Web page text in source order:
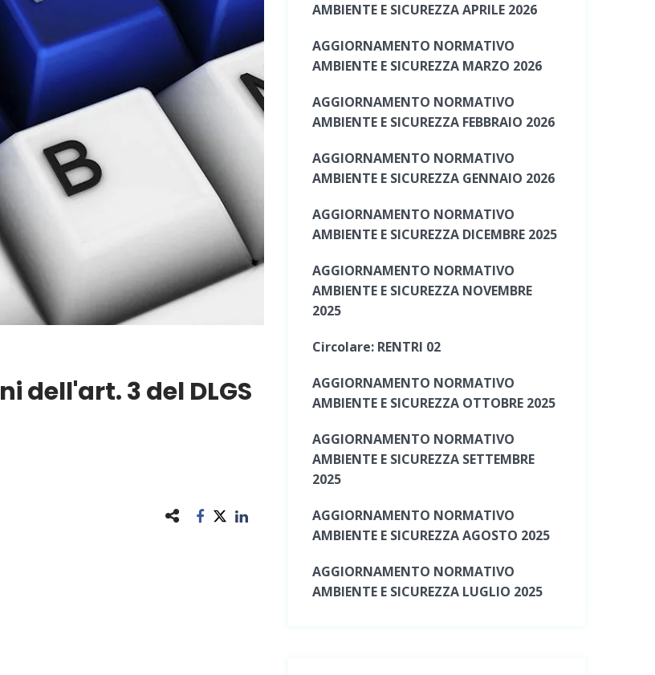
dell'art. 3 del DLGS
AMBIENTE E SICUREZZA APRILE 2026
AGGIORNAMENTO NORMATIVO
AMBIENTE E SICUREZZA MARZO 2026
AGGIORNAMENTO NORMATIVO
AMBIENTE E SICUREZZA FEBBRAIO 2026
AGGIORNAMENTO NORMATIVO
AMBIENTE E SICUREZZA GENNAIO 2026
AGGIORNAMENTO NORMATIVO
AMBIENTE E SICUREZZA DICEMBRE 2025
AGGIORNAMENTO NORMATIVO
AMBIENTE E SICUREZZA NOVEMBRE
2025
Circolare: RENTRI 02
AGGIORNAMENTO NORMATIVO
AMBIENTE E SICUREZZA OTTOBRE 2025
AGGIORNAMENTO NORMATIVO
AMBIENTE E SICUREZZA SETTEMBRE
2025
AGGIORNAMENTO NORMATIVO
AMBIENTE E SICUREZZA AGOSTO 2025
AGGIORNAMENTO NORMATIVO
AMBIENTE E SICUREZZA LUGLIO 2025